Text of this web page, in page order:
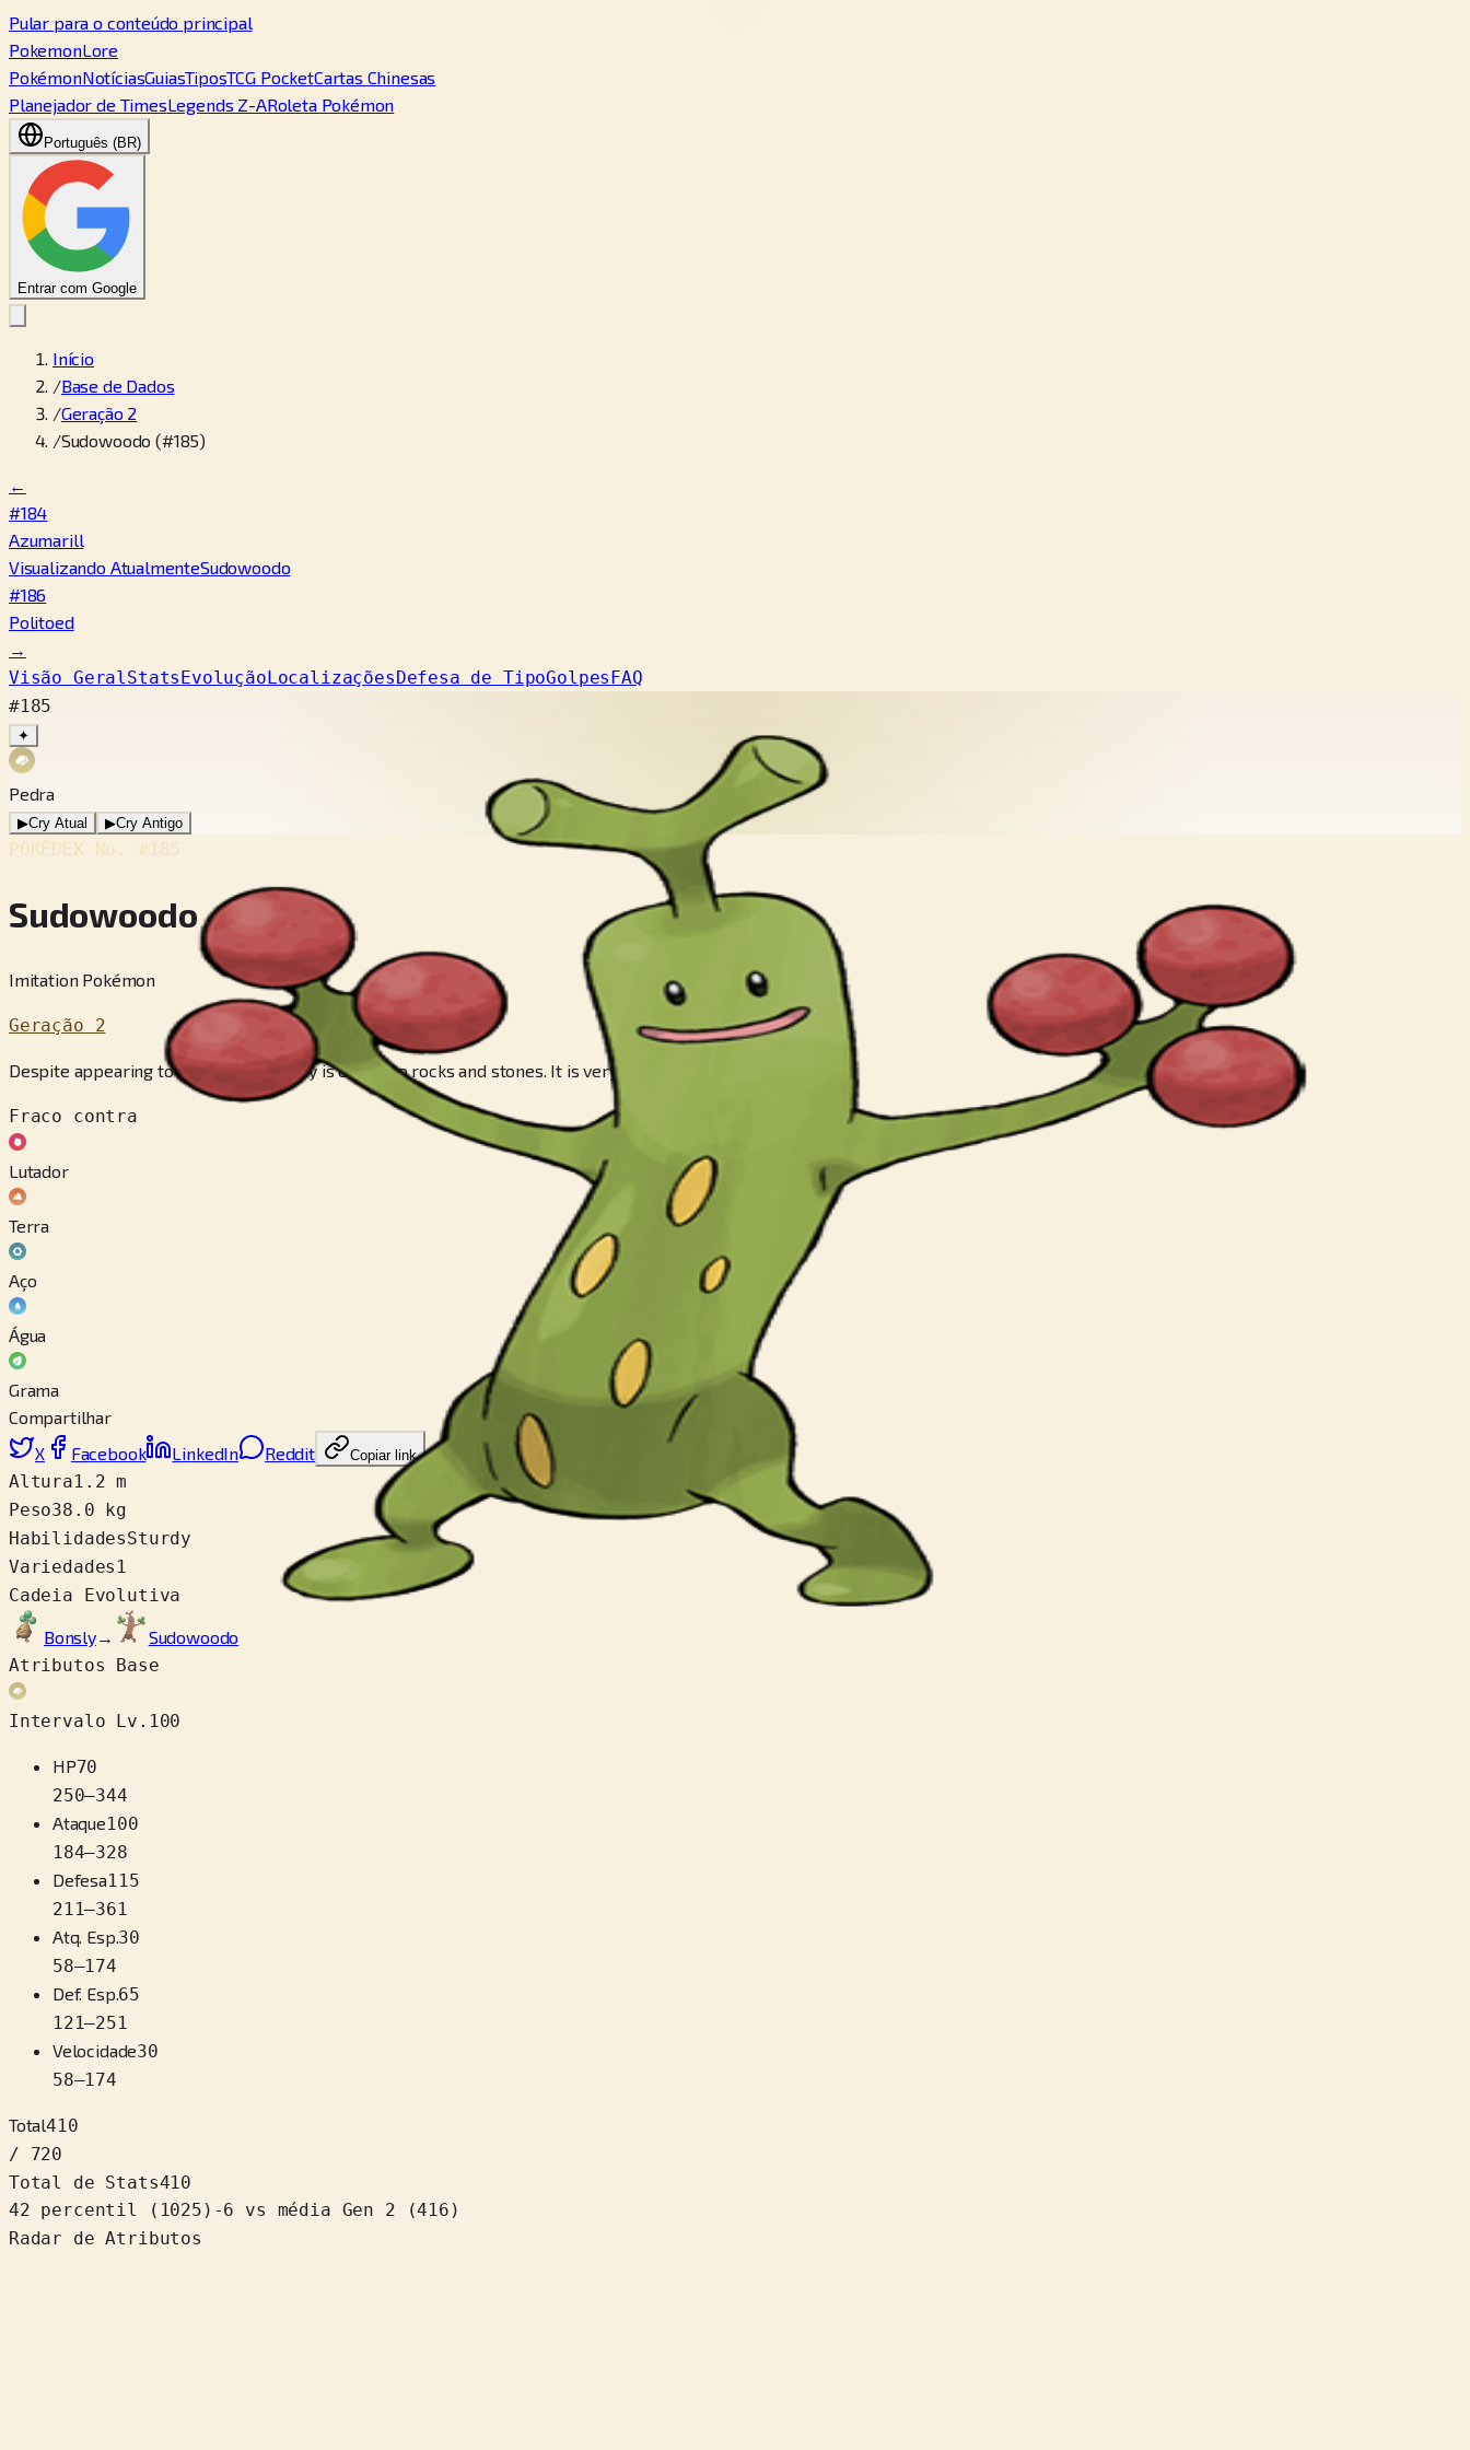
Pular para o conteúdo principal
PokemonLore
PokémonNotíciasGuiasTiposTCG PocketCartas Chinesas
Planejador de TimesLegends Z-ARoleta Pokémon
Português (BR)
Entrar com Google
Início
/Base de Dados
/Geração 2
/Sudowoodo (#185)
←
#184
Azumarill
Visualizando AtualmenteSudowoodo
#186
Politoed
→
Visão GeralStatsEvoluçãoLocalizaçõesDefesa de TipoGolpesFAQ
#185
✦
Pedra
▶Cry Atual ▶Cry Antigo
POKÉDEX No. #185
Sudowoodo
Imitation Pokémon
Geração 2
Despite appearing to be a tree, its body is closer to rocks and stones. It is very weak to water.
Fraco contra
Lutador
Terra
Aço
Água
Grama
Compartilhar
X
Facebook LinkedIn Reddit Copiar link
Altura1.2 m
Peso38.0 kg
HabilidadesSturdy
Variedades 1
Cadeia Evolutiva
Bonsly→
Sudowoodo
Atributos Base
Intervalo Lv.100
HP70
250–344
Ataque100
184–328
Defesa115
211–361
Atq. Esp.30
58–174
Def. Esp.65
121–251
Velocidade30
58–174
Total410
/ 720
Total de Stats410
42 percentil
( 1025 ) -6
vs média Gen 2 (416)
Radar de Atributos